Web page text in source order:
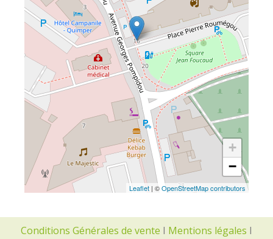
+
−
Leaflet | ©OpenStreetMap contributors
Conditions Générales de vente I Mentions légales I